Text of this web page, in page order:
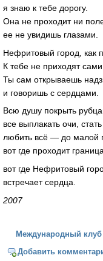
я знаю к тебе дорогу.
Она не проходит ни
ее не увидишь глазами.
Нефритовый город, как
К тебе не приходят сами.
Ты сам открываешь
и говоришь с сердцами.
Всю душу покрыть
все выплакать очи,
любить всё — до малой
вот где проходит
вот где Нефритовый
встречает сердца.
2007
Международный
Добавить